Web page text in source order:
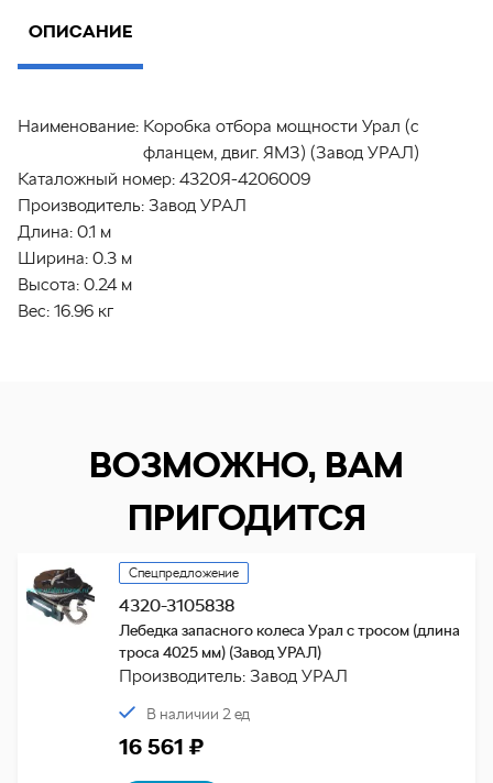
ОПИСАНИЕ
Наименование: Коробка отбора мощности Урал (с
фланцем, двиг. ЯМЗ) (Завод УРАЛ)
Каталожный номер: 4320Я-4206009
Производитель: Завод УРАЛ
Длина: 0.1 м
Ширина: 0.3 м
Высота: 0.24 м
Вес: 16.96 кг
ВОЗМОЖНО, ВАМ
ПРИГОДИТСЯ
Спецпредложение
4320-3105838
Лебедка запасного колеса Урал с тросом (длина
троса 4025 мм) (Завод УРАЛ)
Производитель: Завод УРАЛ
В наличии 2 ед
16 561 ₽